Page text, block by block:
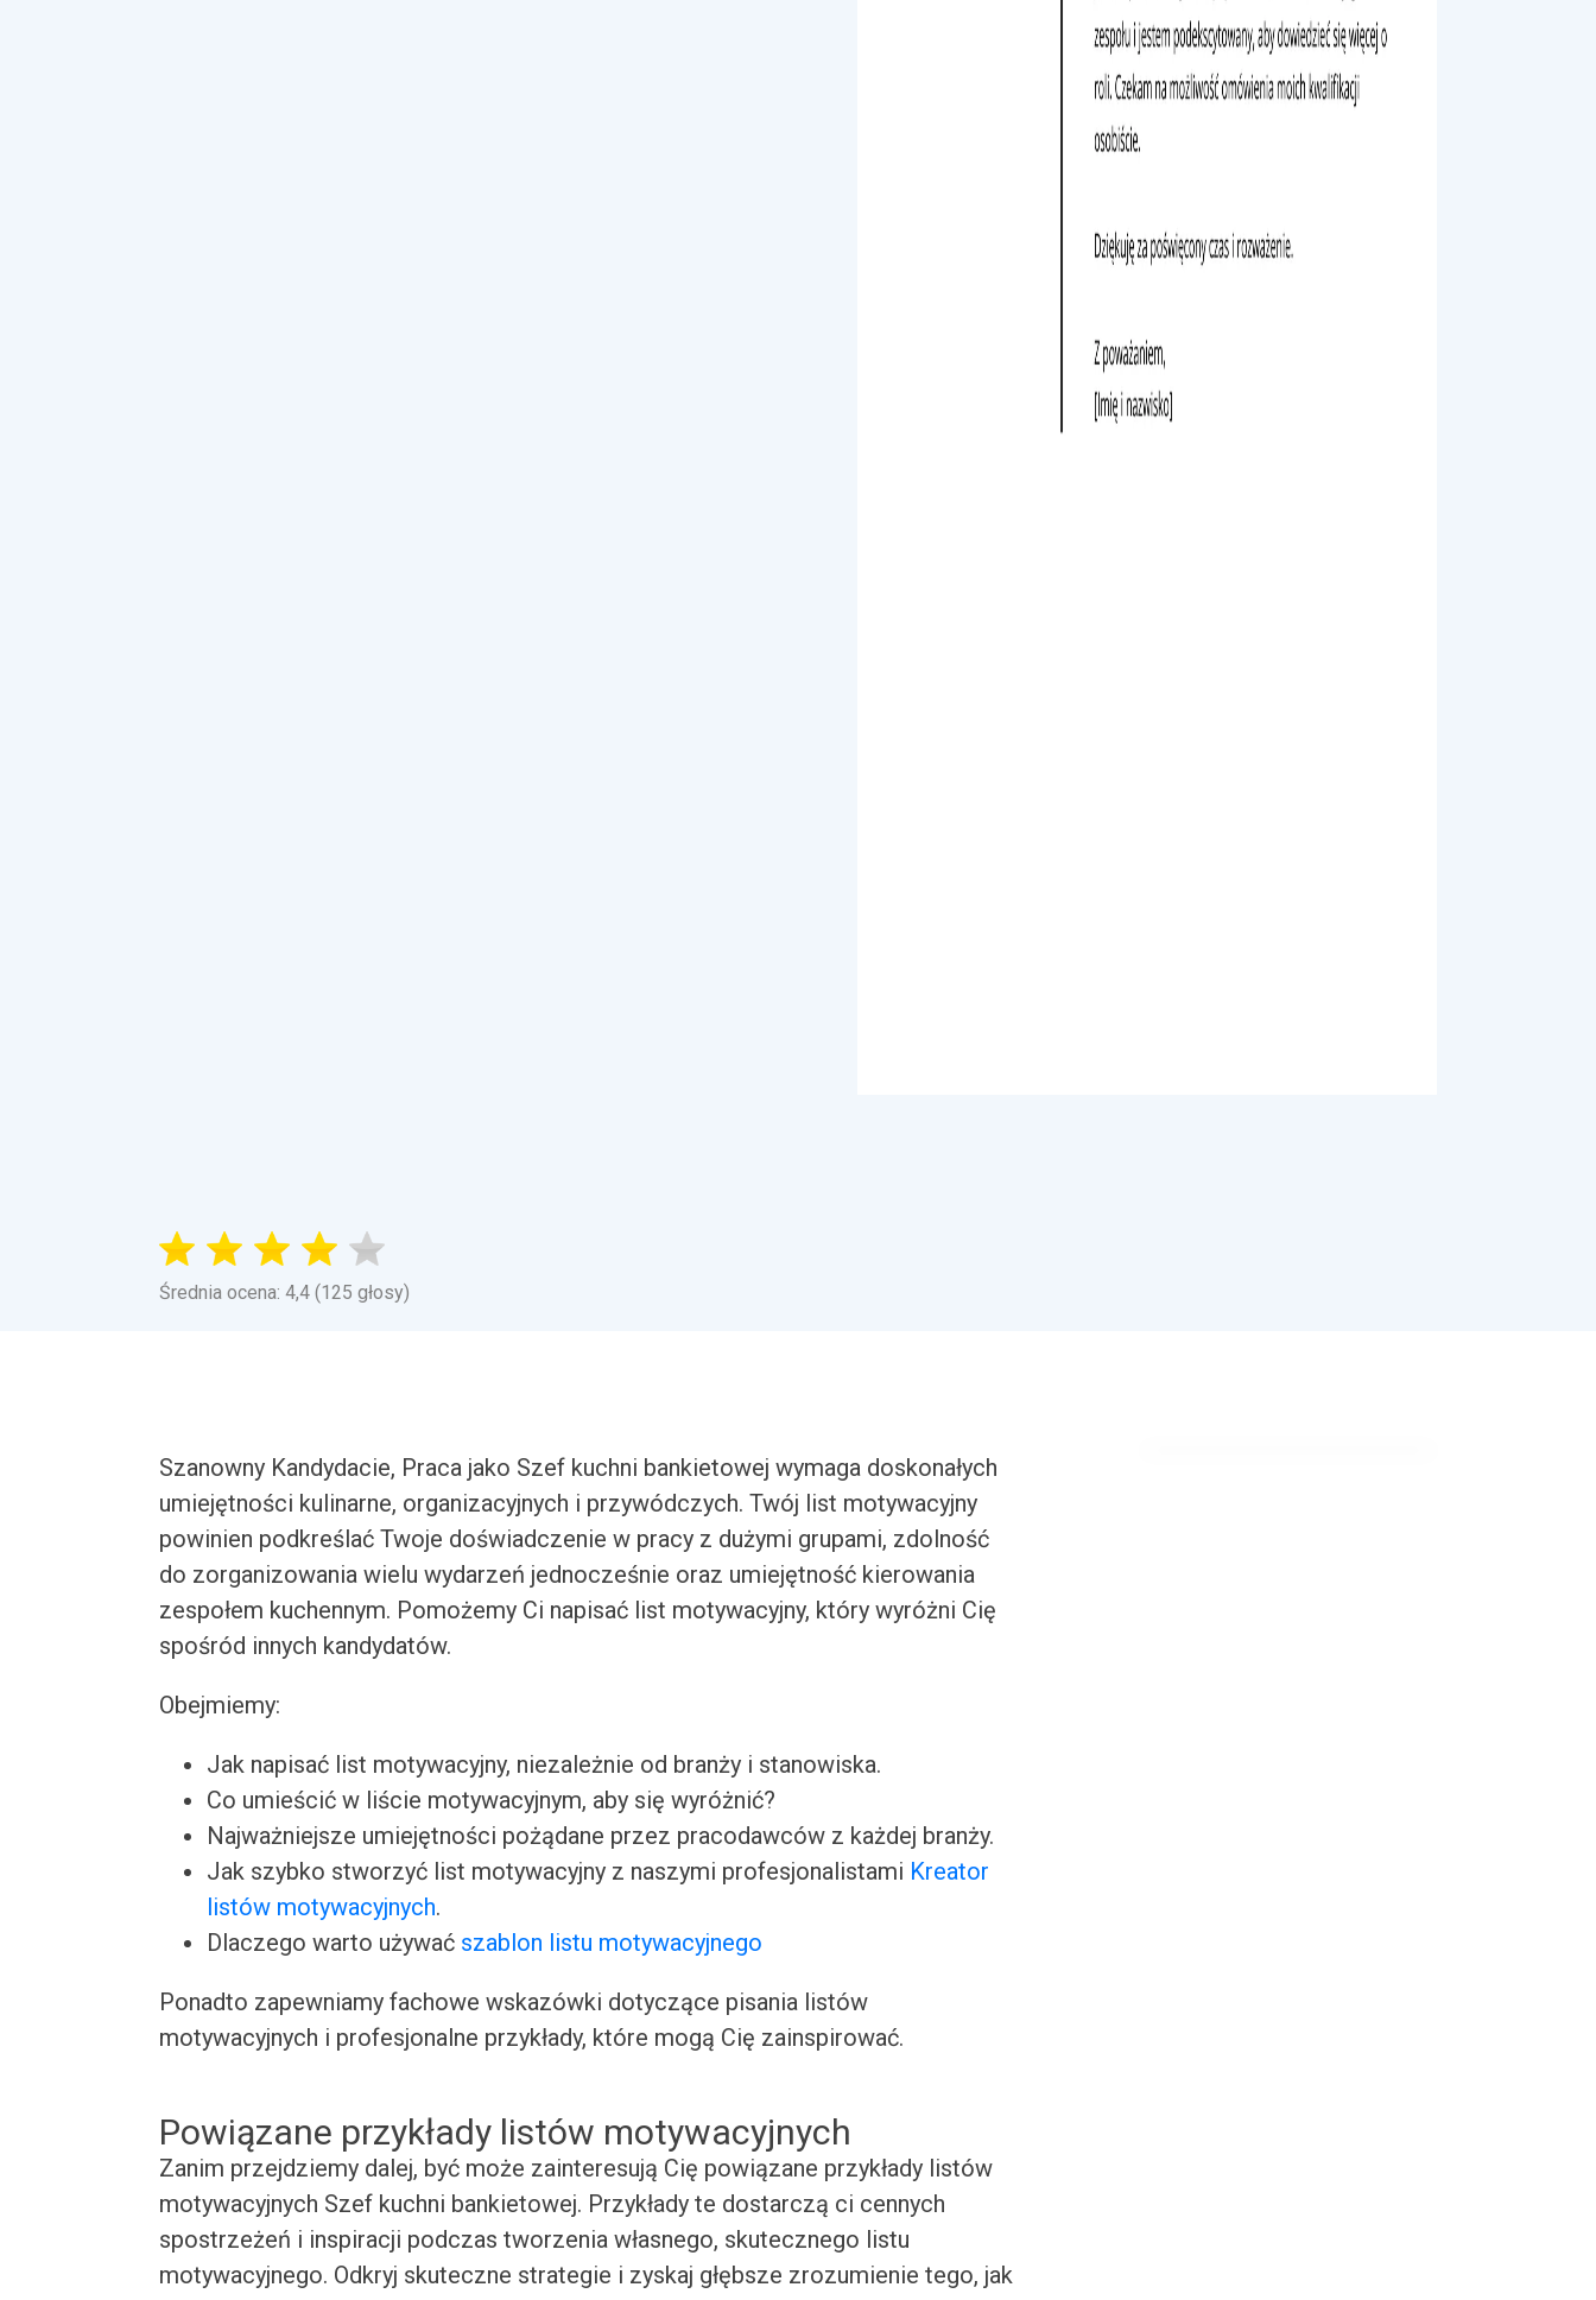
Średnia ocena: 4,4 (125 głosy)
Szanowny Kandydacie, Praca jako Szef kuchni bankietowej wymaga doskonałych
umiejętności kulinarne, organizacyjnych i przywódczych. Twój list motywacyjny
powinien podkreślać Twoje doświadczenie w pracy z dużymi grupami, zdolność
do zorganizowania wielu wydarzeń jednocześnie oraz umiejętność kierowania
zespołem kuchennym. Pomożemy Ci napisać list motywacyjny, który wyróżni Cię
spośród innych kandydatów.
Obejmiemy:
Jak napisać list motywacyjny, niezależnie od branży i stanowiska.
Co umieścić w liście motywacyjnym, aby się wyróżnić?
Najważniejsze umiejętności pożądane przez pracodawców z każdej branży.
Jak szybko stworzyć list motywacyjny z naszymi profesjonalistami Kreator
listów motywacyjnych.
Dlaczego warto używać szablon listu motywacyjnego
Ponadto zapewniamy fachowe wskazówki dotyczące pisania listów
motywacyjnych i profesjonalne przykłady, które mogą Cię zainspirować.
Powiązane przykłady listów motywacyjnych
Zanim przejdziemy dalej, być może zainteresują Cię powiązane przykłady listów
motywacyjnych Szef kuchni bankietowej. Przykłady te dostarczą ci cennych
spostrzeżeń i inspiracji podczas tworzenia własnego, skutecznego listu
motywacyjnego. Odkryj skuteczne strategie i zyskaj głębsze zrozumienie tego, jak